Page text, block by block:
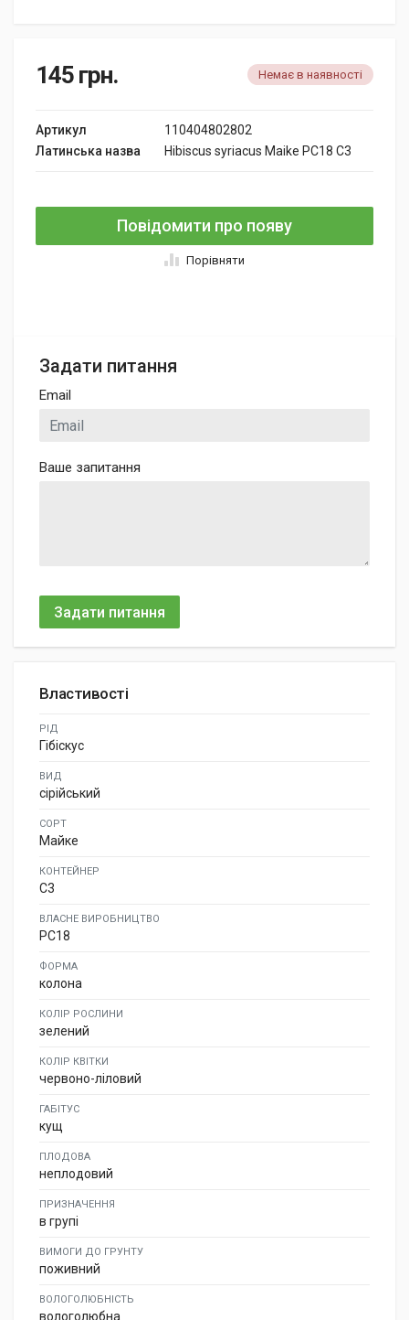
145 грн. Немає в наявності
Артикул
110404802802
Латинська назва
Hibiscus syriacus Maike PC18 C3
Повідомити про появу
Порівняти
Задати питання
Email
Ваше запитання
Задати питання
Властивості
РІД
Гібіскус
ВИД
сірійський
СОРТ
Майке
КОНТЕЙНЕР
C3
ВЛАСНЕ ВИРОБНИЦТВО
PC18
ФОРМА
колона
КОЛІР РОСЛИНИ
зелений
КОЛІР КВІТКИ
червоно-ліловий
ГАБІТУС
кущ
ПЛОДОВА
неплодовий
ПРИЗНАЧЕННЯ
в групі
ВИМОГИ ДО ГРУНТУ
поживний
ВОЛОГОЛЮБНІСТЬ
вологолюбна